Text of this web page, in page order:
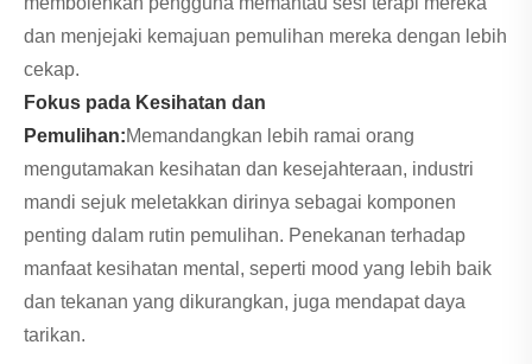
dan menjejaki kemajuan pemulihan mereka dengan lebih
cekap.
Fokus pada Kesihatan dan
Pemulihan:Memandangkan lebih ramai orang
mengutamakan kesihatan dan kesejahteraan, industri
mandi sejuk meletakkan dirinya sebagai komponen
penting dalam rutin pemulihan. Penekanan terhadap
manfaat kesihatan mental, seperti mood yang lebih baik
dan tekanan yang dikurangkan, juga mendapat daya
tarikan.